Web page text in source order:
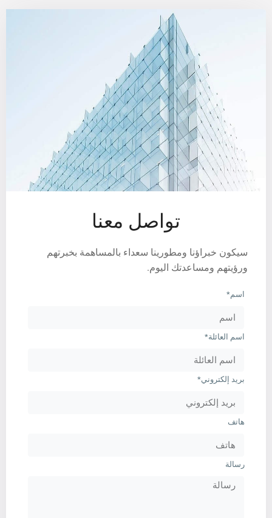
تواصل معنا
سيكون خبراؤنا ومطورينا سعداء بالمساهمة بخبرتهم
ورؤيتهم ومساعدتك اليوم.
اسم*
اسم العائلة*
بريد إلكتروني*
هاتف
رسالة